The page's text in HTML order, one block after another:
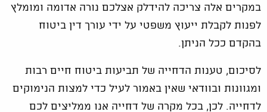
במקרים אלה צריכה להידלק אצלכם נורה אדומה ומומלץ
לפנות לקבלת ייעוץ משפטי על ידי עורך דין ביטוח
בהקדם ככל הניתן.
לסיכום, טענות הדחייה של תביעות ביטוח חיים רבות
ומגוונות ובוודאי שאין באמור לעיל כדי למצות הנימוקים
לדחייה. לכן, בכל מקרה של דחייה אנו ממליצים לכם